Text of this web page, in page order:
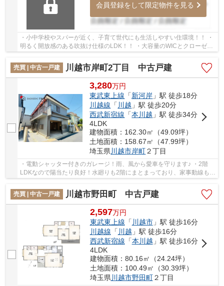
会員登録をして限定物件を見る
・小中学校やスパーが近く、子育て世代にも生活しやすい住環境！！ ・
明るく開放感のある吹抜け仕様のLDK！！ ・大容量のWICとクローゼッ
トがついた主寝室！！ 「今から見たい」大歓...
売買 | 中古一戸建
川越市岸町2丁目 中古戸建
3,280万円
東武東上線 「新河岸 」駅 徒歩18分
川越線 「 川越 」駅 徒歩20分
西武新宿線 「本川越 」駅 徒歩34分
4LDK
建物面積：162.30㎡（49.09坪）
土地面積：158.67㎡（47.99坪）
埼玉県 川越市岸町２丁目
・電動シャッター付きのガレージ！雨、風から愛車を守ります♪ ・2階
LDKなので陽当たり良好！水廻りも2階にまとまっており、家事動線もス
売買 | 中古一戸建
川越市野田町 中古戸建
2,597万円
東武東上線 「 川越市」駅 徒歩16分
川越線 「 川越 」駅 徒歩16分
西武新宿線 「本川越 」駅 徒歩16分
4LDK
建物面積：80.16㎡（24.24坪）
土地面積：100.49㎡（30.39坪）
埼玉県 川越市野田町２丁目